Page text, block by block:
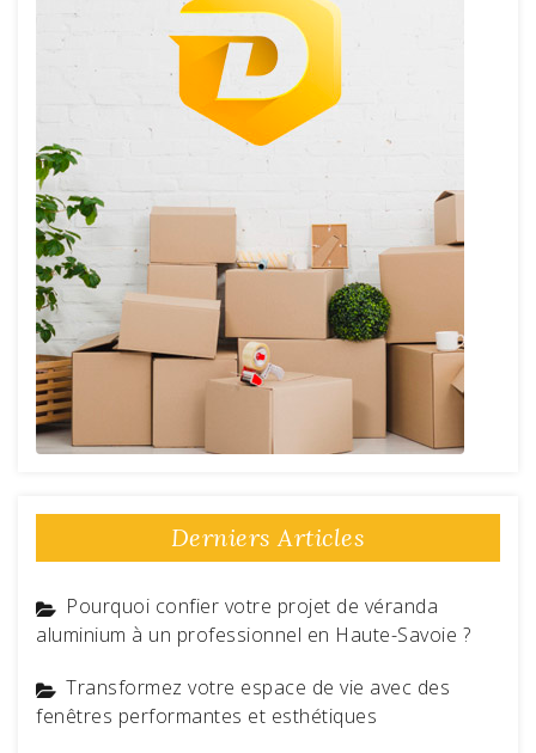
Derniers Articles
Pourquoi confier votre projet de véranda
aluminium à un professionnel en Haute-Savoie ?
Transformez votre espace de vie avec des
fenêtres performantes et esthétiques